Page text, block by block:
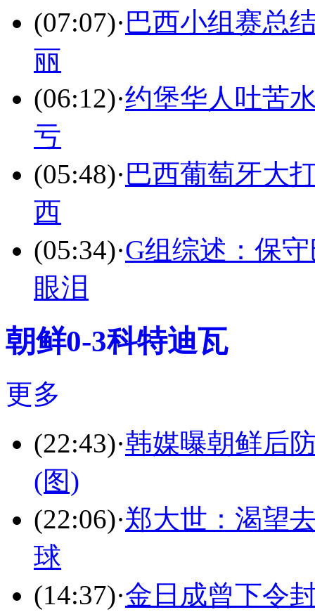
(07:07)·巴西小组赛总
丽
(06:12)·约堡华人吐苦
亏
(05:48)·巴西葡萄牙大
西
(05:34)·G组综述：保
眼泪
朝鲜0-3科特迪瓦
更多
(22:43)·韩媒曝朝鲜后
(图)
(22:06)·郑大世：渴望
球
(14:37)·金日成曾下令